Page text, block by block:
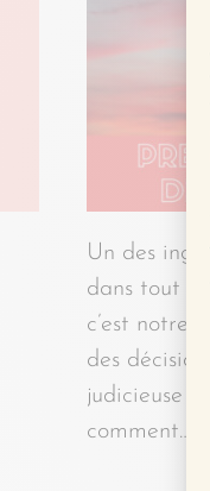
Un des
dans tout ce
c’est notre
des
judicieuse
comment…